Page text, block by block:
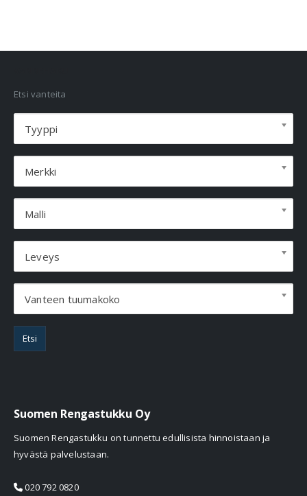
Etsi vanteita
Tyyppi
Merkki
Malli
Leveys
Vanteen tuumakoko
Etsi
Suomen Rengastukku Oy
Suomen Rengastukku on tunnettu edullisista hinnoistaan ja
hyvästä palvelustaan.
020 792 0820